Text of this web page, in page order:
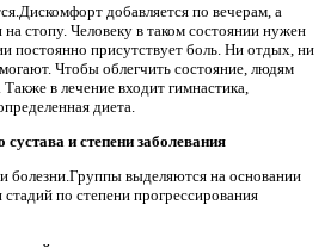
добавляется по вечерам, а
на стопу. Человеку в таком состоянии нужен
постоянно присутствует боль. Ни отдых, ни
Чтобы облегчить состояние, людям
в лечение входит гимнастика,
диета.
и степени заболевания
болезни.Группы выделяются на основании
по степени прогрессирования